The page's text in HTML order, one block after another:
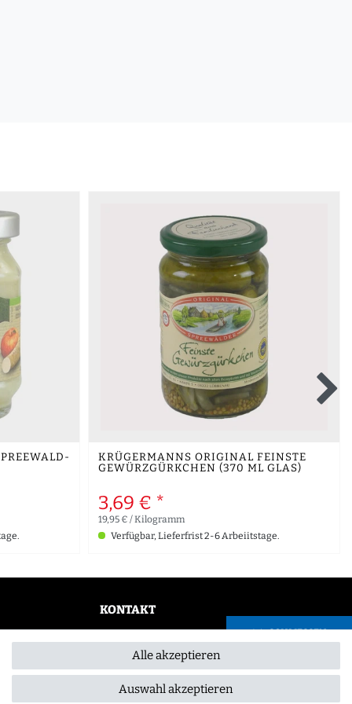
KRÜGERMANNS ORIGINAL FEINSTE
GEWÜRZGÜRKCHEN (370 ML GLAS)
3,69 € *
19,95 € / Kilogramm
Verfügbar, Lieferfrist 2-6 Arbeiitstage.
KONTAKT
0355 /28913232
info@gourmeo24.com
Gubener Straße 19, 03042 Cottbus
Alle akzeptieren
Auswahl akzeptieren
SCHLIESSEN